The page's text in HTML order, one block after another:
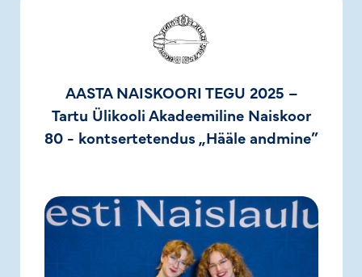
AASTA NAISKOORI TEGU 2025 –
Tartu Ülikooli Akadeemiline Naiskoor
80 - kontsertetendus „Hääle andmine”